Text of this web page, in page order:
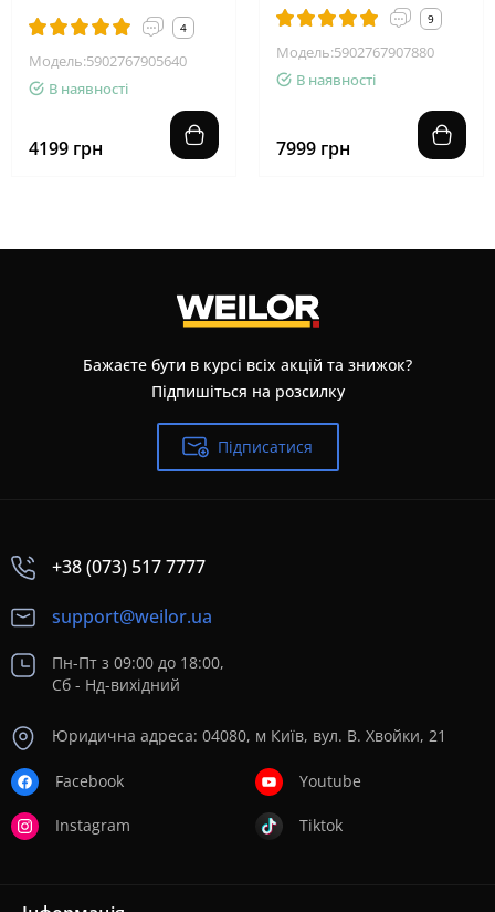
4
Модель:5902767905640
В наявності
4199 грн
9
Модель:5902767907880
В наявності
7999 грн
Бажаєте бути в курсі всіх акцій та знижок?
Підпишіться на розсилку
Підписатися
+38 (073) 517 7777
support@weilor.ua
Пн-Пт з 09:00 до 18:00,
Сб - Нд-вихідний
Юридична адреса: 04080, м Київ, вул. В. Хвойки, 21
Facebook
Instagram
Youtube
Tiktok